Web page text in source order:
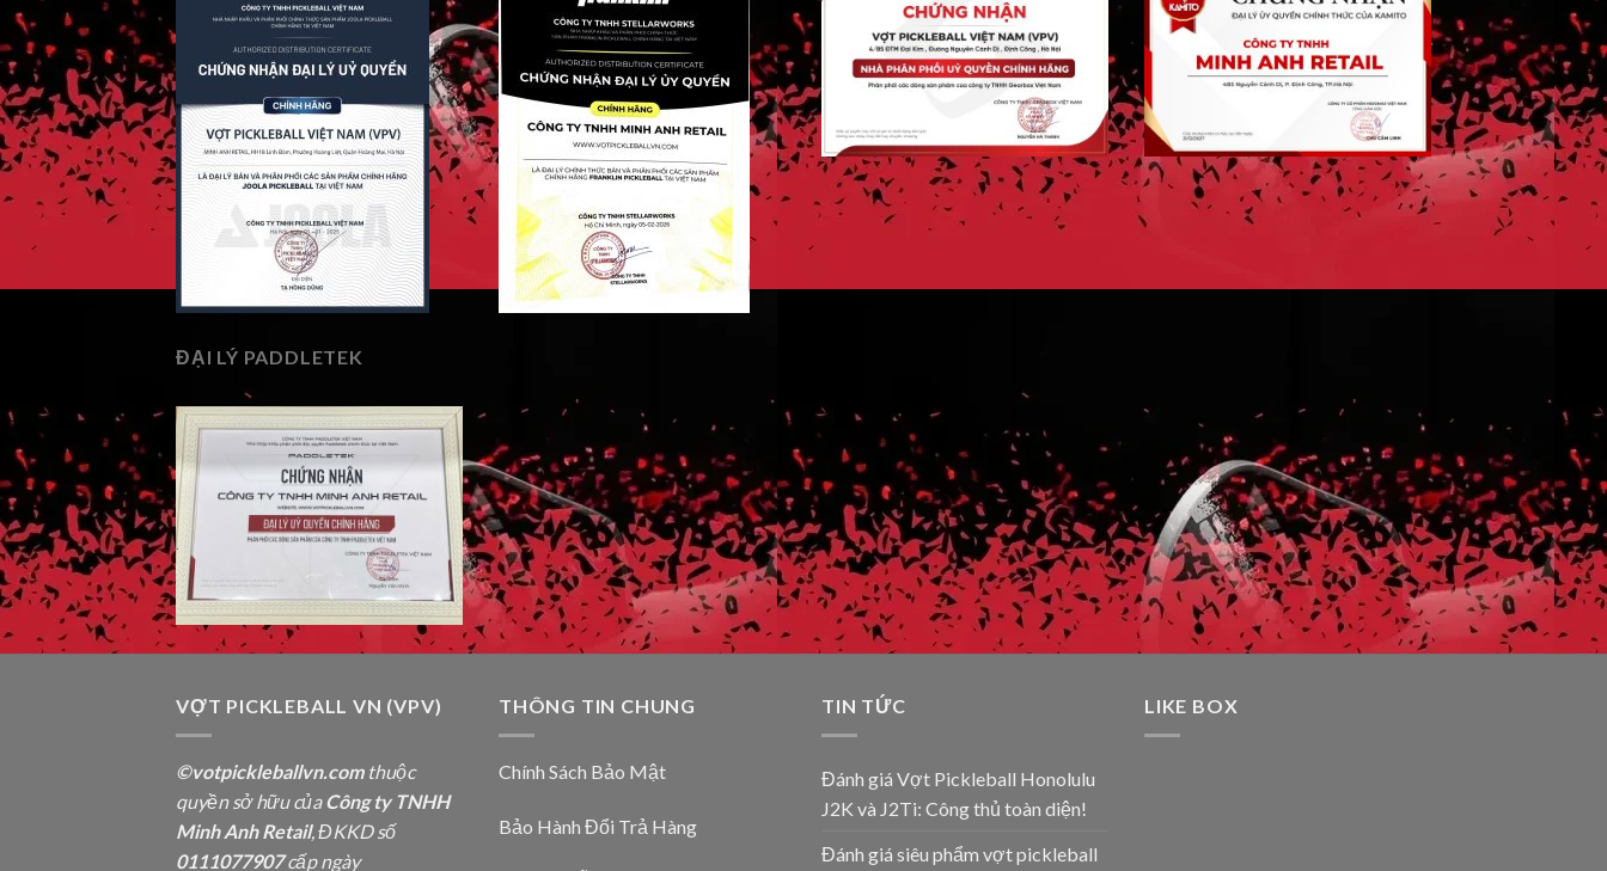
ĐẠI LÝ PADDLETEK
VỢT PICKLEBALL VN (VPV)
©votpickleballvn.comthuộc
quyền sở hữu củaCông ty TNHH
Minh Anh Retail, ĐKKD số
0111077907cấp ngày
THÔNG TIN CHUNG
Chính Sách Bảo Mật
Bảo Hành Đổi Trả Hàng
TIN TỨC
Đánh giá Vợt Pickleball Honolulu
J2K và J2Ti: Công thủ toàn diện!
Đánh giá siêu phẩm vợt pickleball
LIKE BOX